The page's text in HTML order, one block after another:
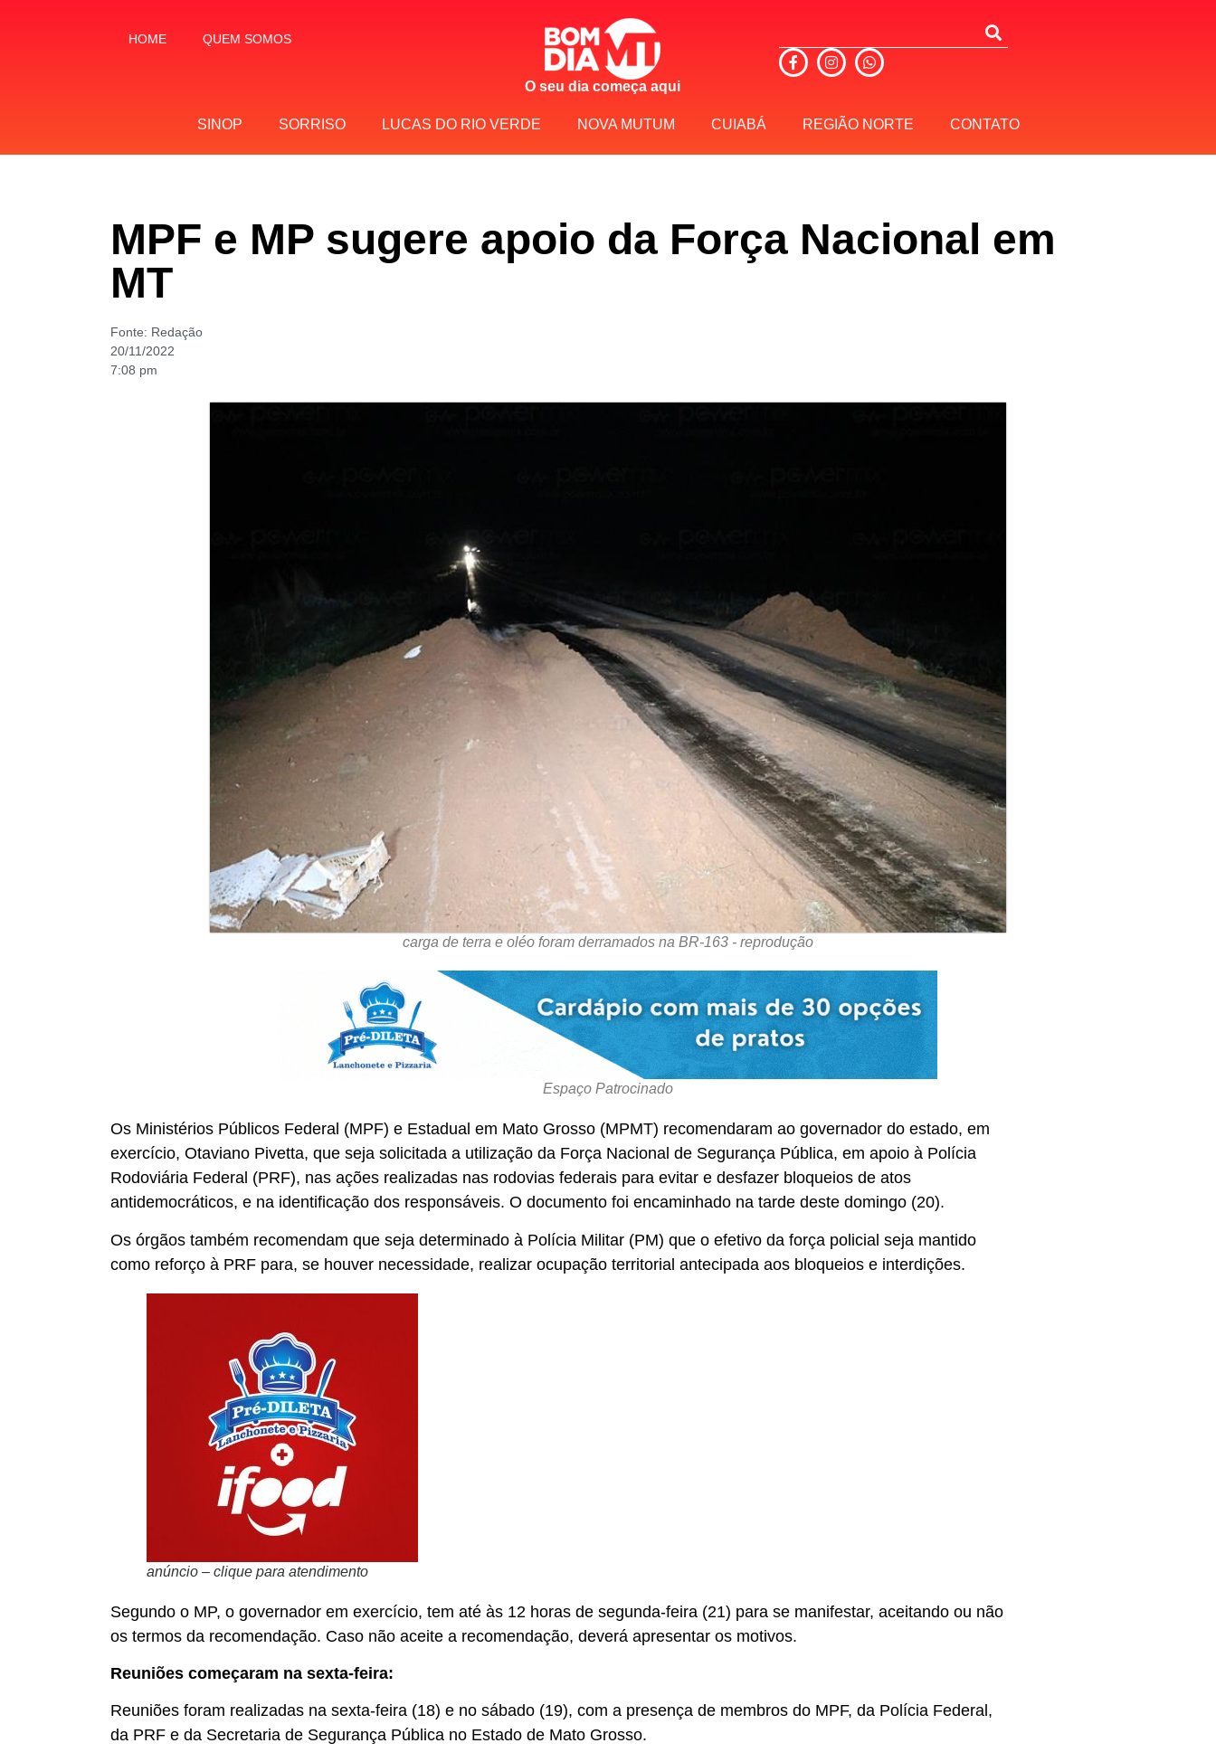
HOME QUEM SOMOS
O seu dia começa aqui
SINOP SORRISO LUCAS DO RIO VERDE NOVA MUTUM CUIABÁ REGIÃO NORTE CONTATO
MPF e MP sugere apoio da Força Nacional em
MT
Fonte: Redação
20/11/2022
7:08 pm
carga de terra e oléo foram derramados na BR-163 - reprodução
Espaço Patrocinado
Os Ministérios Públicos Federal (MPF) e Estadual em Mato Grosso (MPMT) recomendaram ao governador do estado, em
exercício, Otaviano Pivetta, que seja solicitada a utilização da Força Nacional de Segurança Pública, em apoio à Polícia
Rodoviária Federal (PRF), nas ações realizadas nas rodovias federais para evitar e desfazer bloqueios de atos
antidemocráticos, e na identificação dos responsáveis. O documento foi encaminhado na tarde deste domingo (20).
Os órgãos também recomendam que seja determinado à Polícia Militar (PM) que o efetivo da força policial seja mantido
como reforço à PRF para, se houver necessidade, realizar ocupação territorial antecipada aos bloqueios e interdições.
anúncio – clique para atendimento
Segundo o MP, o governador em exercício, tem até às 12 horas de segunda-feira (21) para se manifestar, aceitando ou não
os termos da recomendação. Caso não aceite a recomendação, deverá apresentar os motivos.
Reuniões começaram na sexta-feira:
Reuniões foram realizadas na sexta-feira (18) e no sábado (19), com a presença de membros do MPF, da Polícia Federal,
da PRF e da Secretaria de Segurança Pública no Estado de Mato Grosso.